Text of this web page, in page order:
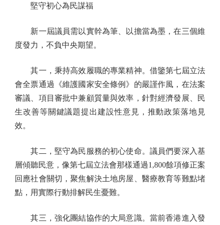
堅守初心為民謀福
新一屆議員需以實幹為筆、以擔當為墨，在三個維
度發力，不負中央期望。
其一，秉持高效履職的專業精神。借鑒第七屆立法
會全票通過《維護國家安全條例》的嚴謹作風，在法案
審議、項目審批中兼顧質量與效率，針對經濟發展、民
生改善等關鍵議題提出建設性意見，推動政策落地見
效。
其二，堅守為民服務的初心使命。議員們要深入基
層傾聽民意，像第七屆立法會那樣通過1,800餘項修正案
回應社會關切，聚焦解決土地房屋、醫療教育等難點堵
點，用實際行動排解民生憂難。
其三，強化團結協作的大局意識。當前香港進入發